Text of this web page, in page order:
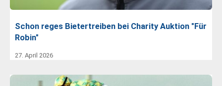
Schon reges Bietertreiben bei Charity Auktion "Für
Robin"
27. April 2026